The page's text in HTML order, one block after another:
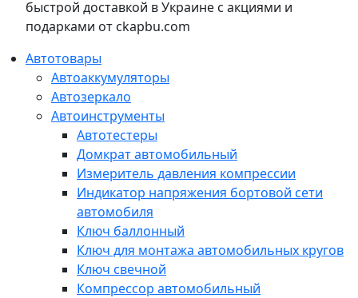
быстрой доставкой в Украине с акциями и
подарками от ckapbu.com
Автотовары
Автоаккумуляторы
Автозеркало
Автоинструменты
Автотестеры
Домкрат автомобильный
Измеритель давления компрессии
Индикатор напряжения бортовой сети
автомобиля
Ключ баллонный
Ключ для монтажа автомобильных кругов
Ключ свечной
Компрессор автомобильный